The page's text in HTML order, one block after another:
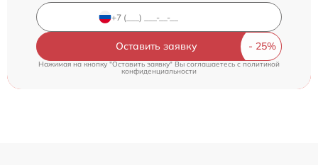
Оставить заявку
Нажимая на кнопку "Оставить заявку" Вы соглашаетесь c политикой
конфиденциальности